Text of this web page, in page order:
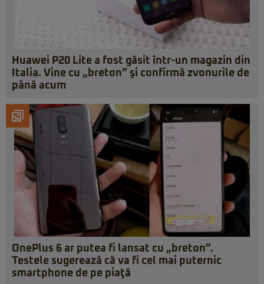
Huawei P20 Lite a fost găsit într-un magazin din
Italia. Vine cu „breton” şi confirmă zvonurile de
până acum
OnePlus 6 ar putea fi lansat cu „breton”.
Testele sugerează că va fi cel mai puternic
smartphone de pe piaţă